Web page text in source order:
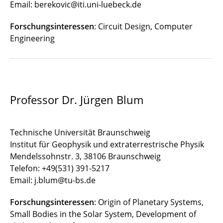
Email: berekovic@iti.uni-luebeck.de
Forschungsinteressen: Circuit Design, Computer
Engineering
Professor Dr. Jürgen Blum
Technische Universität Braunschweig
Institut für Geophysik und extraterrestrische Physik
Mendelssohnstr. 3, 38106 Braunschweig
Telefon: +49(531) 391-5217
Email: j.blum@tu-bs.de
Forschungsinteressen: Origin of Planetary Systems,
Small Bodies in the Solar System, Development of